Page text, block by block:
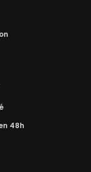
48h